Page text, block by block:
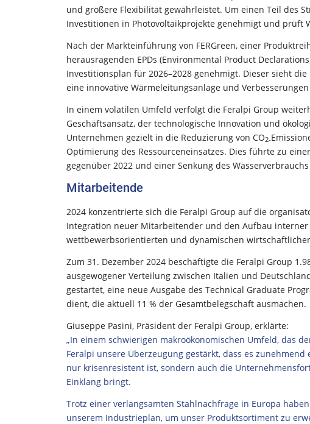
und größere Flexibilität gewährleistet. Um einen Teil des
Investitionen in Photovoltaikprojekte genehmigt und prüft
Nach der Markteinführung von FERGreen, einer
herausragenden EPDs (Environmental Product
Investitionsplan für 2026–2028 genehmigt. Dieser sieht
eine innovative Wärmeleitungsanlage und
In einem volatilen Umfeld verfolgt die Feralpi Group
Geschäftsansatz, der technologische Innovation und
Unternehmen gezielt in die Reduzierung von CO2-
Optimierung des Ressourceneinsatzes. Dies führte zu
gegenüber 2022 und einer Senkung des
Mitarbeitende
2024 konzentrierte sich die Feralpi Group auf die
Integration neuer Mitarbeitender und den Aufbau
wettbewerbsorientierten und dynamischen
Zum 31. Dezember 2024 beschäftigte die Feralpi Group
ausgewogener Verteilung zwischen Italien und
gestartet, eine neue Ausgabe des Technical Graduate
dient, die aktuell 11 % der Gesamtbelegschaft ausmachen.
Giuseppe Pasini, Präsident der Feralpi Group, erklärte:
„In einem schwierigen makroökonomischen Umfeld, das
Feralpi unsere Überzeugung gestärkt, dass es
nur krisenresistent ist, sondern auch die
Einklang bringt.
Trotz einer verlangsamten Stahlnachfrage in Europa
unserem Industrieplan, um unser Produktsortiment zu